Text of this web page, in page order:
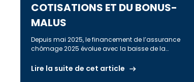
COTISATIONS ET DU BONUS-
MALUS
Depuis mai 2025, le financement de l’assurance
chômage 2025 évolue avec la baisse de la
bonus-malus pour réduire le coût du travail et
Lire la suite de cet article